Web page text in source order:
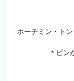
ホーチミン・ト
＊ピン